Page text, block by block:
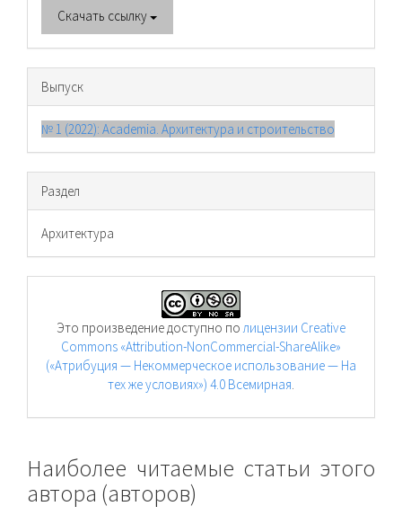
Скачать ссылку
Выпуск
№ 1 (2022): Academia. Архитектура и строительство
Раздел
Архитектура
Это произведение доступно полицензии Creative
Commons «Attribution-NonCommercial-ShareAlike»
(«Атрибуция — Некоммерческое использование — На
тех же условиях») 4.0 Всемирная.
Наиболее читаемые статьи этого
автора (авторов)